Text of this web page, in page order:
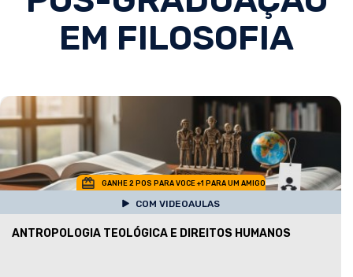
EM FILOSOFIA
GANHE 2 POS PARA VOCE +1 PARA UM AMIGO
COM VIDEOAULAS
ANTROPOLOGIA TEOLÓGICA E DIREITOS HUMANOS